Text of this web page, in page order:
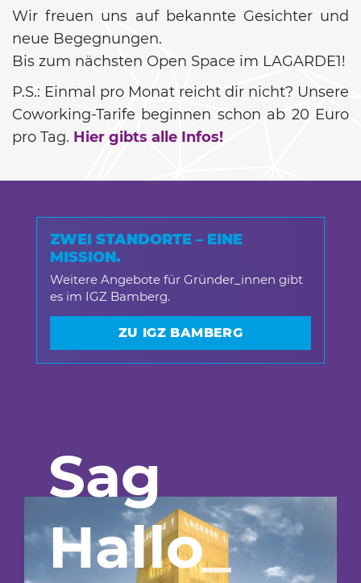
Wir freuen uns auf bekannte Gesichter und
neue Begegnungen.
Bis zum nächsten Open Space im LAGARDE1!
P.S.: Einmal pro Monat reicht dir nicht? Unsere
Coworking-Tarife beginnen schon ab 20 Euro
pro Tag. Hier gibts alle Infos!
ZWEI STANDORTE – EINE
MISSION.
Weitere Angebote für Gründer_innen gibt
es im IGZ Bamberg.
ZU IGZ BAMBERG
Sag
Hallo